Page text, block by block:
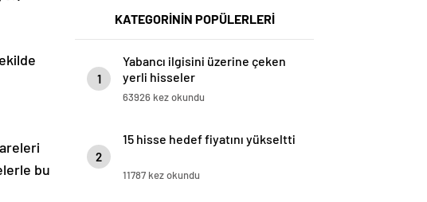
bu
KATEGORİNİN POPÜLERLERİ
1
Yabancı ilgisini üzerine çeken
yerli hisseler
63926 kez okundu
2
15 hisse hedef fiyatını yükseltti
11787 kez okundu